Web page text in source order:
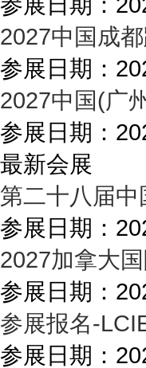
2027中国成
参展日期：
2027中国(广
参展日期：
最新会展
第二十八届
参展日期：
2027加拿大
参展日期：
参展报名-
参展日期：